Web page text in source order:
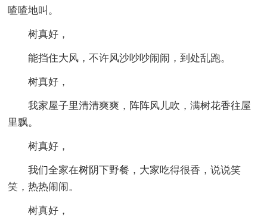
喳喳地叫。
树真好，
能挡住大风，不许风沙吵吵闹闹，到处乱跑。
树真好，
我家屋子里清清爽爽，阵阵风儿吹，满树花香往屋
里飘。
树真好，
我们全家在树阴下野餐，大家吃得很香，说说笑
笑，热热闹闹。
树真好，